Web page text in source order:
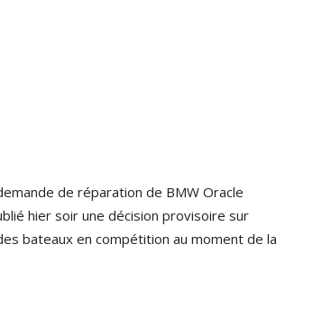
de réparation de BMW Oracle
hier soir une décision provisoire sur
bateaux en compétition au moment de la